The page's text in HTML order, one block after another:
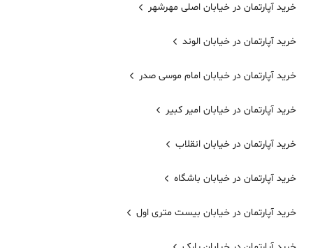
خرید آپارتمان در خیابان اصلی مهرشهر
خرید آپارتمان در خیابان الوند
خرید آپارتمان در خیابان امام موسی صدر
خرید آپارتمان در خیابان امیر کبیر
خرید آپارتمان در خیابان انقلاب
خرید آپارتمان در خیابان باشگاه
خرید آپارتمان در خیابان بیست متری اول